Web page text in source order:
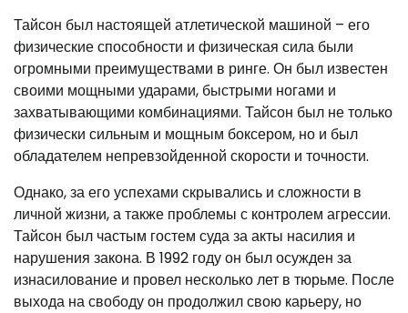
Тайсон был настоящей атлетической машиной – его
физические способности и физическая сила были
огромными преимуществами в ринге. Он был известен
своими мощными ударами, быстрыми ногами и
захватывающими комбинациями. Тайсон был не только
физически сильным и мощным боксером, но и был
обладателем непревзойденной скорости и точности.
Однако, за его успехами скрывались и сложности в
личной жизни, а также проблемы с контролем агрессии.
Тайсон был частым гостем суда за акты насилия и
нарушения закона. В 1992 году он был осужден за
изнасилование и провел несколько лет в тюрьме. После
выхода на свободу он продолжил свою карьеру, но